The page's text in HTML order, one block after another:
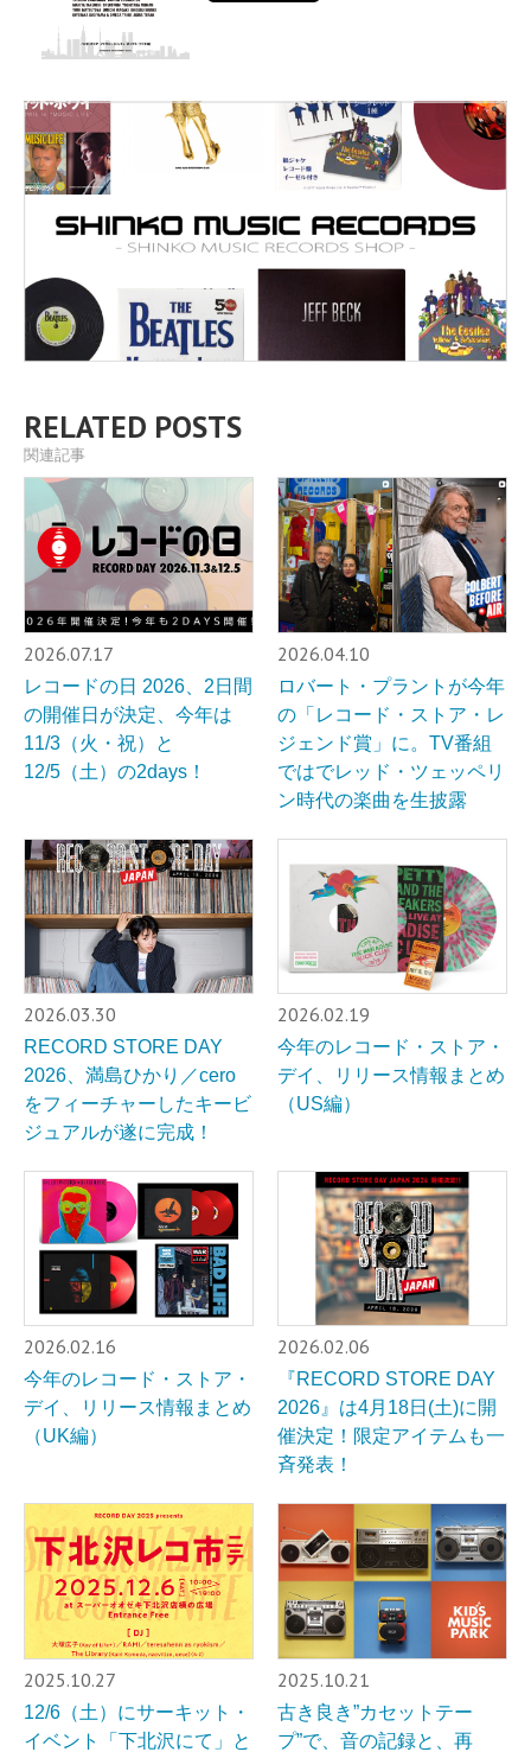
RELATED POSTS
関連記事
2026.07.17
レコードの⽇ 2026、2日間
の開催日が決定、今年は
11/3（火・祝）と
12/5（土）の2days！
2026.04.10
ロバート・プラントが今年
の「レコード・ストア・レ
ジェンド賞」に。TV番組
ではでレッド・ツェッペリ
ン時代の楽曲を生披露
2026.03.30
RECORD STORE DAY
2026、満島ひかり／cero
をフィーチャーしたキービ
ジュアルが遂に完成！
2026.02.19
今年のレコード・ストア・
デイ、リリース情報まとめ
（US編）
2026.02.16
今年のレコード・ストア・
デイ、リリース情報まとめ
（UK編）
2026.02.06
『RECORD STORE DAY
2026』は4月18日(土)に開
催決定！限定アイテムも一
斉発表！
2025.10.27
12/6（土）にサーキット・
イベント「下北沢にて」と
2025.10.21
古き良き”カセットテー
プ”で、⾳の記録と、再